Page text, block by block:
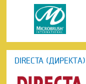
DIRECTA (ДИРЕКТА)